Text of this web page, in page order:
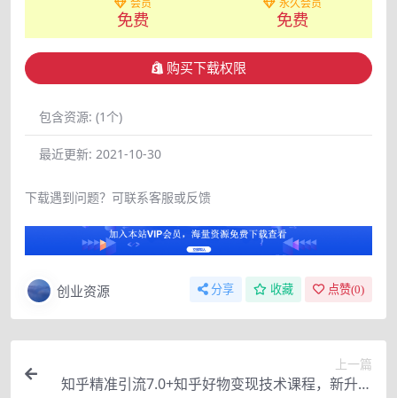
会员
免费
永久会员
免费
购买下载权限
包含资源: (1个)
最近更新: 2021-10-30
下载遇到问题？可联系客服或反馈
创业资源 分享 收藏 点赞(0)
上一篇
知乎精准引流7.0+知乎好物变现技术课程，新升级